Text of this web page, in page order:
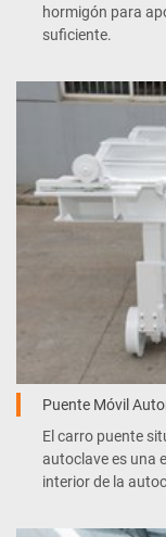
hormigón para
suficiente.
Puente Móvil
El carro puente
autoclave es una
interior de la
funcionamiento